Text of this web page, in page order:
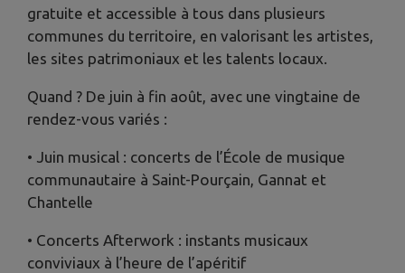
gratuite et accessible à tous dans plusieurs
communes du territoire, en valorisant les artistes,
les sites patrimoniaux et les talents locaux.
Quand ? De juin à fin août, avec une vingtaine de
rendez-vous variés :
• Juin musical : concerts de l’École de musique
communautaire à Saint-Pourçain, Gannat et
Chantelle
• Concerts Afterwork : instants musicaux
conviviaux à l’heure de l’apéritif